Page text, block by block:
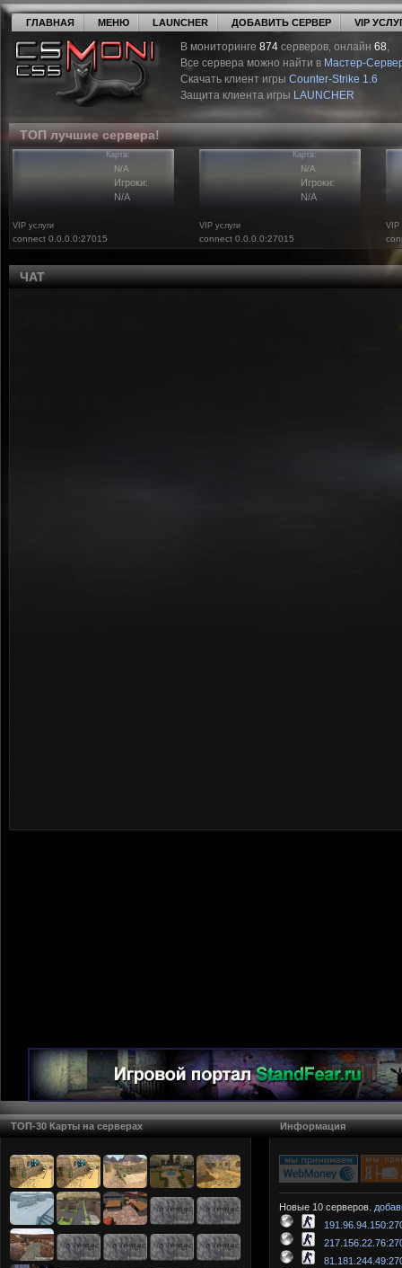
ГЛАВНАЯ МЕНЮ LAUNCHER ДОБАВИТЬ СЕРВЕР VIP
В мониторинге 874 серверов, онлайн 68,
Все сервера можно найти в Мастер-
Скачать клиент игры Counter-Strike 1.6
Защита клиента игры LAUNCHER
ТОП лучшие сервера!
Карта:
N/A
Игроки:
N/A
VIP услуги
connect 0.0.0.0:27015
Карта:
N/A
Игроки:
N/A
VIP услуги
connect 0.0.0.0:27015
VIP
ЧАТ
ТОП-30 Карты на серверах Информация
Новые 10 серверов.